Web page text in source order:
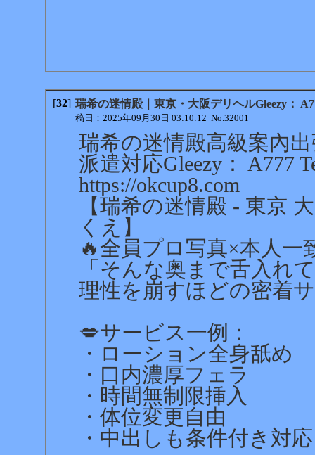
[32] 瑞希の迷情殿｜東京・大阪デリヘルGleezy：
稿日：2025年09月30日 03:10:12 No.32001
瑞希の迷情殿高級案內
派遣対応Gleezy： A777
https://okcup8.com
【瑞希の迷情殿 - 東京
くえ】
🔥全員プロ写真×本人一
「そんな奥まで舌入れ
理性を崩すほどの密着
💋サービス一例：
・ローション全身舐め
・口内濃厚フェラ
・時間無制限挿入
・体位変更自由
・中出しも条件付き対応